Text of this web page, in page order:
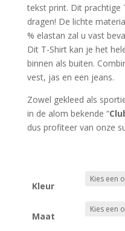
tekst print. Dit prachtige
dragen! De lichte
% elastan zal u vast
Dit T-Shirt kan je het
binnen als buiten.
vest, jas en een jeans.
Zowel gekleed als
in de alom bekende “
dus profiteer van onze
Kleur
Maat